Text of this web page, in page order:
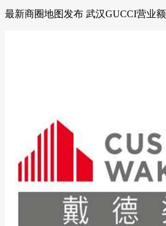
最新商圈地图发布 武汉GUCCI营业